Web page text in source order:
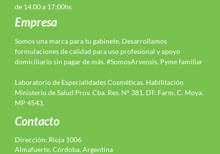
de 14.00 a 17:00hs
Empresa
Somos una marca para tu gabinete. Desarrollamos
formulaciones de calidad para uso profesional y apoyo
domiciliario sin pagar de más. #SomosArvensis. Pyme familiar
Laboratorio de Especialidades Cosméticas. Habilitación
Ministerio de Salud Prov. Cba. Res. N° 381. DT: Farm. C. Moya.
MP 4543.
Contacto
Dirección: Rioja 1006
Almafuerte, Córdoba, Argentina